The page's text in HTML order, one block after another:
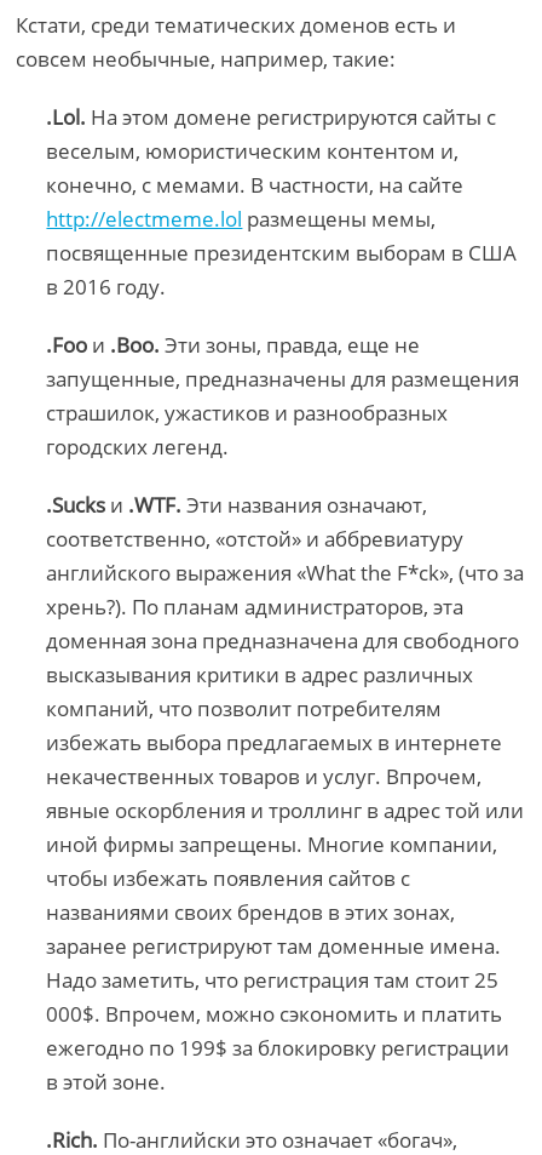
Кстати, среди тематических доменов есть и
совсем необычные, например, такие:
.Lol. На этом домене регистрируются сайты с
веселым, юмористическим контентом и,
конечно, с мемами. В частности, на сайте
http://electmeme.lol размещены мемы,
посвященные президентским выборам в США
в 2016 году.
.Foo и .Boo. Эти зоны, правда, еще не
запущенные, предназначены для размещения
страшилок, ужастиков и разнообразных
городских легенд.
.Sucks и .WTF. Эти названия означают,
соответственно, «отстой» и аббревиатуру
английского выражения «What the F*ck», (что за
хрень?). По планам администраторов, эта
доменная зона предназначена для свободного
высказывания критики в адрес различных
компаний, что позволит потребителям
избежать выбора предлагаемых в интернете
некачественных товаров и услуг. Впрочем,
явные оскорбления и троллинг в адрес той или
иной фирмы запрещены. Многие компании,
чтобы избежать появления сайтов с
названиями своих брендов в этих зонах,
заранее регистрируют там доменные имена.
Надо заметить, что регистрация там стоит 25
000$. Впрочем, можно сэкономить и платить
ежегодно по 199$ за блокировку регистрации
в этой зоне.
.Rich. По-английски это означает «богач»,